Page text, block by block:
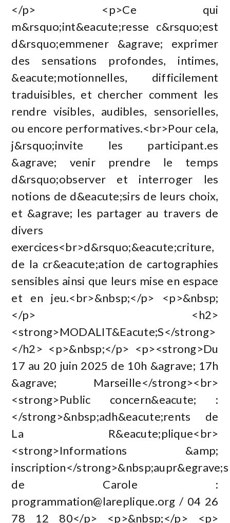
</p> <p>Ce qui
m&rsquo;int&eacute;resse c&rsquo;est
d&rsquo;emmener &agrave; exprimer
des sensations profondes, intimes,
&eacute;motionnelles, difficilement
traduisibles, et chercher comment les
rendre visibles, audibles, sensorielles,
ou encore performatives.<br>Pour cela,
j&rsquo;invite les participant.es
&agrave; venir prendre le temps
d&rsquo;observer et interroger les
notions de d&eacute;sirs de leurs choix,
et &agrave; les partager au travers de
divers
exercices<br>d&rsquo;&eacute;criture,
de la cr&eacute;ation de cartographies
sensibles ainsi que leurs mise en espace
et en jeu.<br>&nbsp;</p> <p>&nbsp;
</p> <h2>
<strong>MODALIT&Eacute;S</strong>
</h2> <p>&nbsp;</p> <p><strong>Du
17 au 20 juin 2025 de 10h &agrave; 17h
&agrave; Marseille</strong><br>
<strong>Public concern&eacute; :
</strong>&nbsp;adh&eacute;rents de
La R&eacute;plique<br>
<strong>Informations &amp;
inscription</strong>&nbsp;aupr&egrave;s
de Carole :
programmation@lareplique.org / 04 26
78 12 80</p> <p>&nbsp;</p> <p>